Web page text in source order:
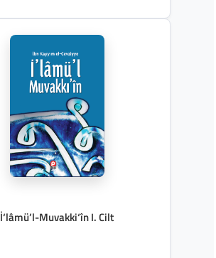
İ‘lâmü’l-Muvakki‘în I. Cilt